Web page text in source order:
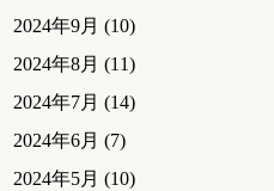
2024年9月 (10)
2024年8月 (11)
2024年7月 (14)
2024年6月 (7)
2024年5月 (10)